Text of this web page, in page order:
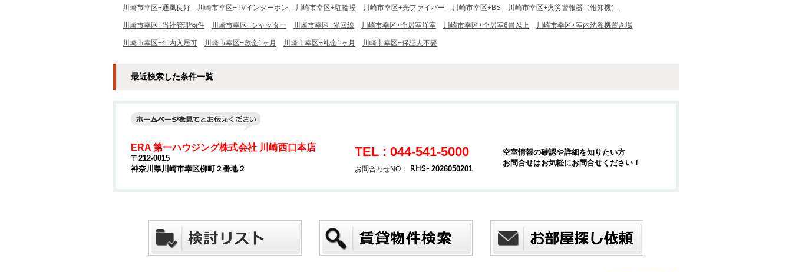
川崎市幸区+通風良好 川崎市幸区+TVインターホン 川崎市幸区+駐輪場 川崎市幸区+光ファイバー 川崎市幸区+BS 川崎市幸区+火災警報器（報知機）
川崎市幸区+当社管理物件 川崎市幸区+シャッター 川崎市幸区+光回線 川崎市幸区+全居室洋室 川崎市幸区+全居室6畳以上 川崎市幸区+室内洗濯機置き場
川崎市幸区+年内入居可 川崎市幸区+敷金1ヶ月 川崎市幸区+礼金1ヶ月 川崎市幸区+保証人不要
最近検索した条件一覧
ERA 第一ハウジング株式会社 川崎西口本店
〒212-0015
神奈川県川崎市幸区柳町２番地２
TEL : 044-541-5000
お問合わせNO： 2026050201
空室情報の確認や詳細を知りたい方
お問合せはお気軽にお問合せください！